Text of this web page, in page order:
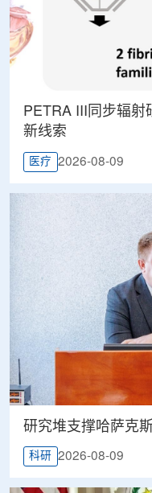
PETRA III同步辐射
新线索
医疗 2026-08-09
研究堆支撑哈萨克
科研 2026-08-09